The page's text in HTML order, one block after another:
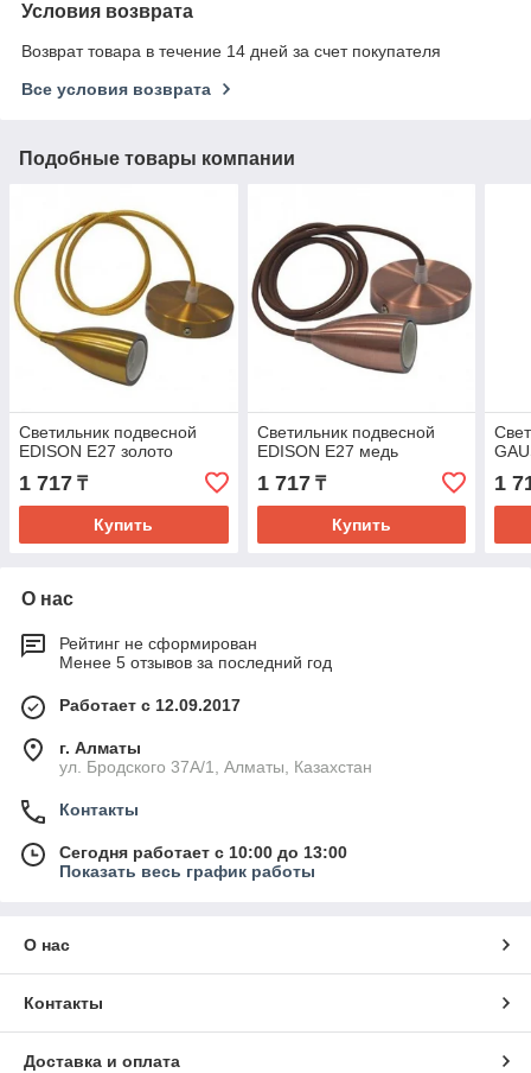
Условия возврата
Возврат товара в течение 14 дней за счет покупателя
Все условия возврата
Подобные товары компании
Светильник подвесной
EDISON Е27 золото
1 717 ₸
Купить
Светильник подвесной
EDISON Е27 медь
1 717₸
Купить
1
О нас
Рейтинг не сформирован
Менее 5 отзывов за последний год
Работает с 12.09.2017
г. Алматы
ул. Бродского 37А/1, Алматы, Казахстан
Контакты
Сегодня работает с 10:00 до 13:00
Показать весь график работы
О нас
Контакты
Доставка и оплата